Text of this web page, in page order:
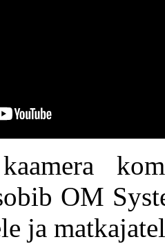
OM
ja